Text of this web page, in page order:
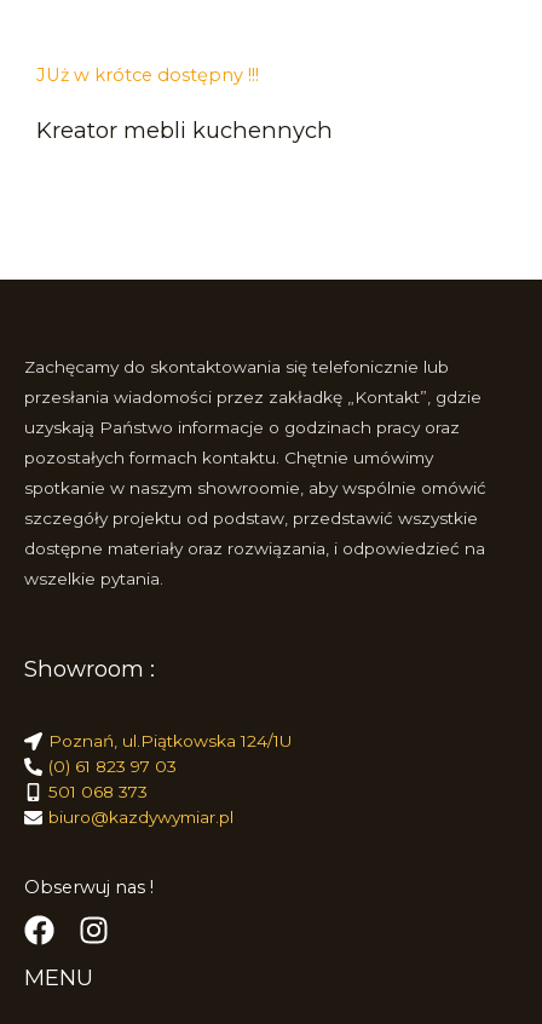
JUż w krótce dostępny !!!
Kreator mebli kuchennych
Zachęcamy do skontaktowania się telefonicznie lub
przesłania wiadomości przez zakładkę „Kontakt”, gdzie
uzyskają Państwo informacje o godzinach pracy oraz
pozostałych formach kontaktu. Chętnie umówimy
spotkanie w naszym showroomie, aby wspólnie omówić
szczegóły projektu od podstaw, przedstawić wszystkie
dostępne materiały oraz rozwiązania, i odpowiedzieć na
wszelkie pytania.
Showroom :
Poznań, ul.Piątkowska 124/1U
(0) 61 823 97 03
501 068 373
biuro@kazdywymiar.pl
Obserwuj nas !
MENU